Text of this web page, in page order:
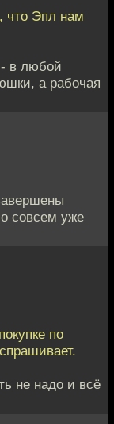
что Эпл нам
- в любой
а рабочая
совсем уже
по
не надо и всё